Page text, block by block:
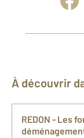
À découvrir
REDON - Les